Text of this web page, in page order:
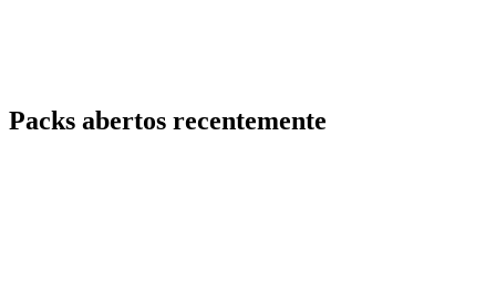
Packs abertos recentemente